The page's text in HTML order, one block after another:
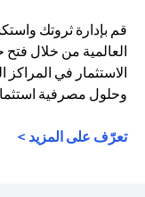
قم بإدارة ثروتك
العالمية من خلال
الاستثمار في المراكز
وحلول مصرفية
تعرّف على المزيد >